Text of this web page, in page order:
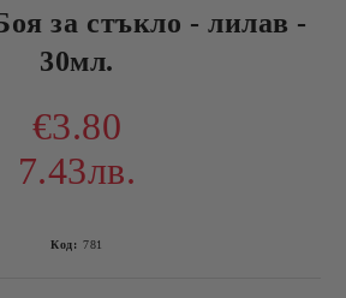
за стъкло - лилав -
30мл.
€3.80
7.43лв.
Код: 781